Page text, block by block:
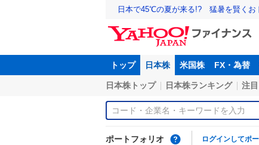
日本で45℃の夏が来る!? 猛暑を賢くお
トップ 日本株 米国株 FX・為替
日本株トップ 日本株ランキング 注
ポートフォリオ ログインしてポ